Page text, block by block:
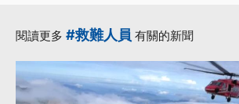
閱讀更多 #救難人員 有關的新聞